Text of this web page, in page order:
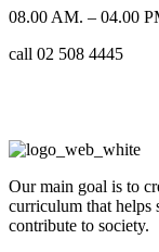
08.00 AM. – 04.00
call 02 508 4445
Our main goal is to
curriculum that helps
contribute to society.